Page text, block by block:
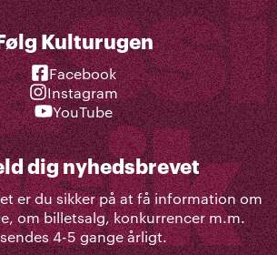
Kulturugen
Facebook
Instagram
YouTube
dig nyhedsbrevet
er du sikker på at få information om
om billetsalg, konkurrencer m.m.
4-5 gange årligt.